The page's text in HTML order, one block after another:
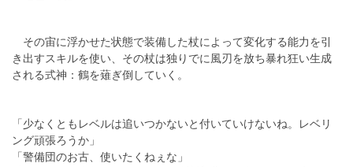
その宙に浮かせた状態で装備した杖によって変化する能力を引
き出すスキルを使い、その杖は独りでに風刃を放ち暴れ狂い生成
される式神：鶴を薙ぎ倒していく。
「少なくともレベルは追いつかないと付いていけないね。レベリ
ング頑張ろうか」
「警備団のお古、使いたくねぇな」